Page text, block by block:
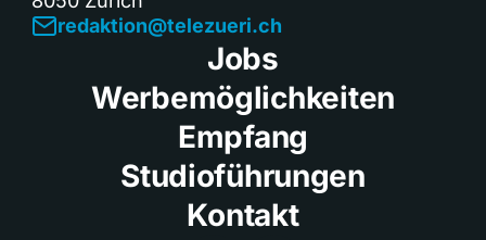
redaktion@telezueri.ch
Jobs
Werbemöglichkeiten
Empfang
Studioführungen
Kontakt